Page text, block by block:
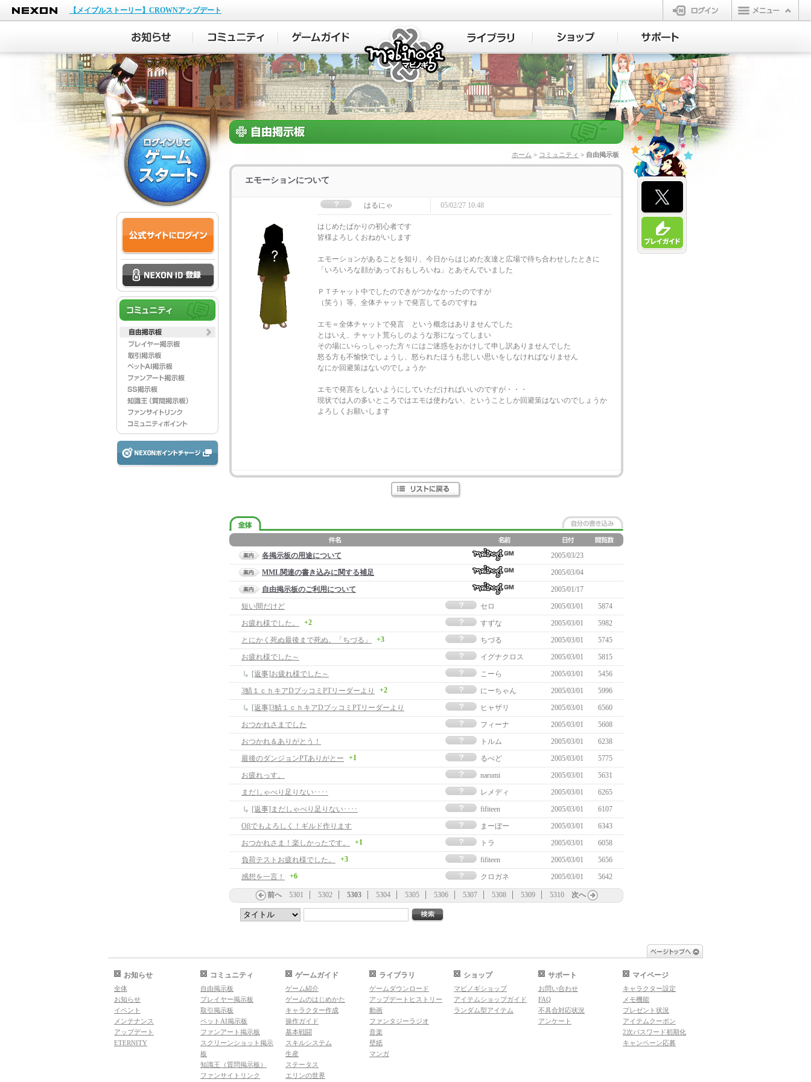
NEXON
【メイプルストーリー】CROWNアップデート
ログイン
マビノギ
ホーム > コミュニティ > 自由掲示板
エモーションについて
はるにゃ 05/02/27 10:48
はじめたばかりの初心者です
皆様よろしくおねがいします
エモーションがあることを知り、今日からはじめた友達と広場で待ち合わせしたときに
「いろいろな顔があっておもしろいね」とあそんでいました
ＰＴチャット中でしたのできがつかなかったのですが
（笑う）等、全体チャットで発言してるのですね
エモ＝全体チャットで発言 という概念はありませんでした
とはいえ、チャット荒らしのような形になってしまい
その場にいらっしゃった方々にはご迷惑をおかけして申し訳ありませんでした
怒る方も不愉快でしょうし、怒られたほうも悲しい思いをしなければなりません
なにか回避策はないのでしょうか
エモで発言をしないようにしていただければいいのですが・・・
現状では人の多いところではエモは使わない、ということしか回避策はないのでしょうか
よろしくお願いします
各掲示板の用途について
2005/03/23
MML関連の書き込みに関する補足
2005/03/04
自由掲示板のご利用について
2005/01/17
短い間だけど
セロ 2005/03/01
5874
お疲れ様でした。
+2 すずな 2005/03/01
5982
とにかく死ぬ最後まで死ぬ。「ちづる」
+3 ちづる 2005/03/01
5745
お疲れ様でした～
イグナクロス 2005/03/01
5815
[返事]お疲れ様でした～
こーら 2005/03/01
5456
3鯖１ｃｈキアDブッコミPTリーダーより
+2 にーちゃん 2005/03/01
5996
[返事]3鯖１ｃｈキアDブッコミPTリーダーより
ヒャザリ 2005/03/01
6560
おつかれさまでした
フィーナ 2005/03/01
5608
おつかれ＆ありがとう！
トルム 2005/03/01
6238
最後のダンジョンPTありがとー
+1 るべど 2005/03/01
5775
お疲れっす。
narumi 2005/03/01
5631
まだしゃべり足りない････
レメディ 2005/03/01
6265
[返事]まだしゃべり足りない････
fifiteen 2005/03/01
6107
Oβでもよろしく！ギルド作ります
まーぼー 2005/03/01
6343
おつかれさま！楽しかったです。
+1 トラ 2005/03/01
6058
負荷テストお疲れ様でした。
+3 fifiteen 2005/03/01
5656
感想を一言！
+6 クロガネ 2005/03/01 5642
前へ 5301 5302 5303 5304 5305 5306 5307 5308 5309 5310 次へ
お知らせ
全体
お知らせ
イベント
メンテナンス
アップデート
ETERNITY
コミュニティ
自由掲示板
プレイヤー掲示板
取引掲示板
ペットAI掲示板
ファンアート掲示板
スクリーンショット掲示
板
知識王（質問掲示板）
ファンサイトリンク
ゲームガイド
ゲーム紹介
ゲームのはじめかた
キャラクター作成
操作ガイド
基本戦闘
スキルシステム
生産
ステータス
エリンの世界
ライブラリ
ゲームダウンロード
アップデートヒストリー
動画
ファンタジーラジオ
音楽
壁紙
マンガ
ショップ
マビノギショップ
アイテムショップガイド
ランダム型アイテム
サポート
お問い合わせ
FAQ
不具合対応状況
アンケート
マイページ
キャラクター設定
メモ機能
プレゼント状況
アイテムクーポン
2次パスワード初期化
キャンペーン応募